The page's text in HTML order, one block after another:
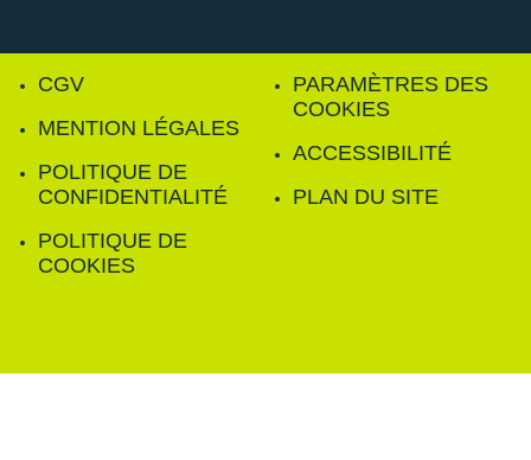
CGV
MENTION LÉGALES
POLITIQUE DE
CONFIDENTIALITÉ
POLITIQUE DE
COOKIES
PARAMÈTRES DES
COOKIES
ACCESSIBILITÉ
PLAN DU SITE